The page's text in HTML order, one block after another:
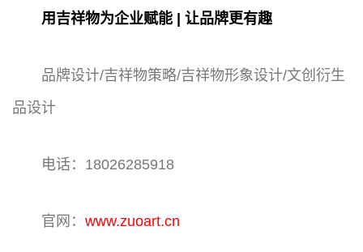
用吉祥物为企业赋能 | 让品牌更有趣
品牌设计/吉祥物策略/吉祥物形象设计/文创衍生
品设计
电话：18026285918
官网： www.zuoart.cn